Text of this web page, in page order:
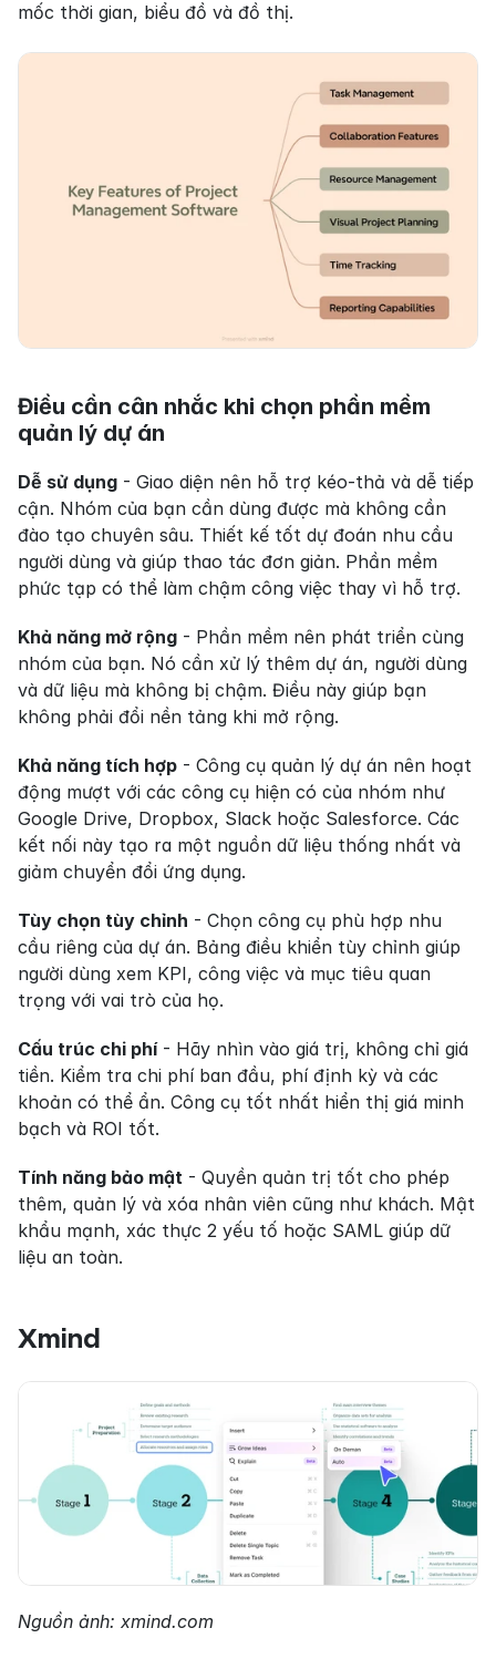
mốc thời gian, biểu đồ và đồ thị.
Điều cần cân nhắc khi chọn phần mềm
quản lý dự án
Dễ sử dụng - Giao diện nên hỗ trợ kéo-thả và dễ tiếp
cận. Nhóm của bạn cần dùng được mà không cần
đào tạo chuyên sâu. Thiết kế tốt dự đoán nhu cầu
người dùng và giúp thao tác đơn giản. Phần mềm
phức tạp có thể làm chậm công việc thay vì hỗ trợ.
Khả năng mở rộng - Phần mềm nên phát triển cùng
nhóm của bạn. Nó cần xử lý thêm dự án, người dùng
và dữ liệu mà không bị chậm. Điều này giúp bạn
không phải đổi nền tảng khi mở rộng.
Khả năng tích hợp - Công cụ quản lý dự án nên hoạt
động mượt với các công cụ hiện có của nhóm như
Google Drive, Dropbox, Slack hoặc Salesforce. Các
kết nối này tạo ra một nguồn dữ liệu thống nhất và
giảm chuyển đổi ứng dụng.
Tùy chọn tùy chỉnh - Chọn công cụ phù hợp nhu
cầu riêng của dự án. Bảng điều khiển tùy chỉnh giúp
người dùng xem KPI, công việc và mục tiêu quan
trọng với vai trò của họ.
Cấu trúc chi phí - Hãy nhìn vào giá trị, không chỉ giá
tiền. Kiểm tra chi phí ban đầu, phí định kỳ và các
khoản có thể ẩn. Công cụ tốt nhất hiển thị giá minh
bạch và ROI tốt.
Tính năng bảo mật - Quyền quản trị tốt cho phép
thêm, quản lý và xóa nhân viên cũng như khách. Mật
khẩu mạnh, xác thực 2 yếu tố hoặc SAML giúp dữ
liệu an toàn.
Xmind
Nguồn ảnh: xmind.com